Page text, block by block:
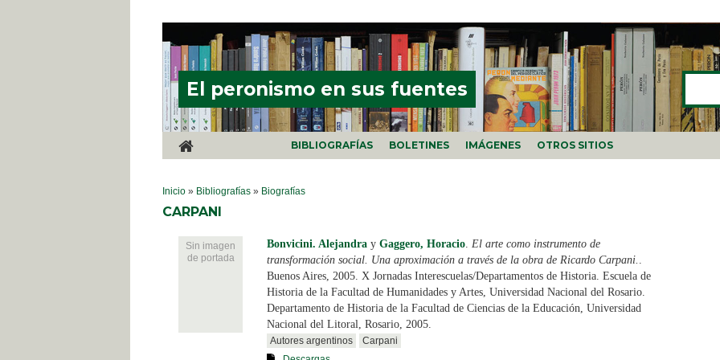
El peronismo en sus fuentes
Buscar
BIBLIOGRAFÍAS BOLETINES IMÁGENES OTROS SITIOS
SE ENCUENTRA USTED AQUÍ
Inicio » Bibliografías » Biografías
CARPANI
Sin imagen
de portada
Bonvicini. Alejandra y Gaggero, Horacio. El arte como instrumento de
transformación social. Una aproximación a través de la obra de Ricardo Carpani. .
Buenos Aires, 2005. X Jornadas Interescuelas/Departamentos de Historia. Escuela de
Historia de la Facultad de Humanidades y Artes, Universidad Nacional del Rosario.
Departamento de Historia de la Facultad de Ciencias de la Educación, Universidad
Nacional del Litoral, Rosario, 2005.
Autores argentinos
Carpani